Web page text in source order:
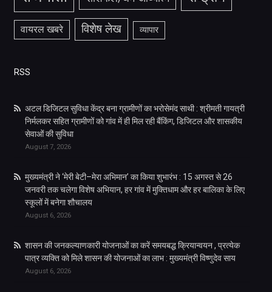
वायरल खबरे विशेष लेख व्यापार
RSS
अटल डिजिटल सुविधा केंद्र बना ग्रामीणों का भरोसेमंद साथी : श्रीमती गायत्री
निर्मलकर सहित ग्रामीणों को गांव में ही मिल रही बैंकिंग, डिजिटल और शासकीय
सेवाओं की सुविधा
August 7, 2026
मुख्यमंत्री ने ‘मेरी बेटी–मेरा अभिमान’ का किया शुभारंभ : 15 अगस्त से 26
जनवरी तक चलेगा विशेष अभियान, हर गांव में मुक्तिधाम और हर बालिका के लिए
स्कूलों में बनेगा शौचालय
August 6, 2026
शासन की जनकल्याणकारी योजनाओं का करें समयबद्ध क्रियान्वयन , प्रत्येक
पात्र व्यक्ति को मिले शासन की योजनाओं का लाभ : मुख्यमंत्री विष्णुदेव साय
August 6, 2026